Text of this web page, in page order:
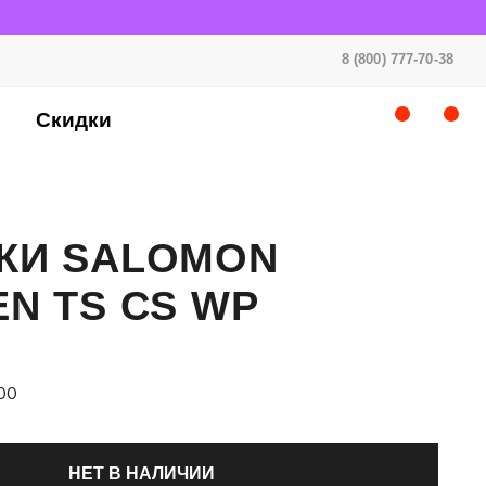
8 (800) 777-70-38
Скидки
SALOMON
TS CS WP
НЕТ В НАЛИЧИИ